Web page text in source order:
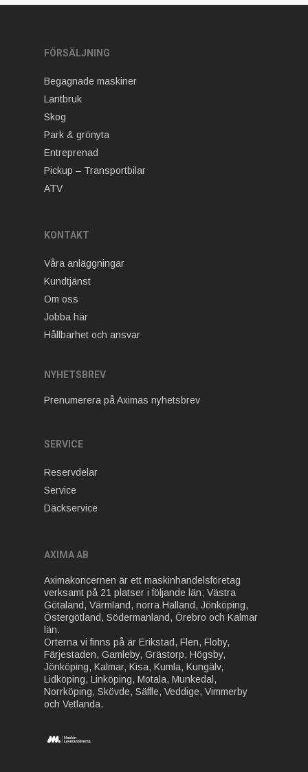
FÖRSÄLJNING
Begagnade maskiner
Lantbruk
Skog
Park & grönyta
Entreprenad
Pickup – Transportbilar
ATV
KONTAKT
Våra anläggningar
Kundtjänst
Om oss
Jobba här
Hållbarhet och ansvar
NYHETSBREV
Prenumerera på Aximas nyhetsbrev
SERVICE
Reservdelar
Service
Däckservice
AXIMA AB
Aximakoncernen är ett maskinhandelsföretag
verksamt på 21 platser i följande län; Västra
Götaland, Värmland, norra Halland, Jönköping,
Östergötland, Södermanland, Örebro och Kalmar
län.
Orterna vi finns på är Erikstad, Flen, Floby,
Färjestaden, Gamleby, Grästorp, Högsby,
Jönköping, Kalmar, Kisa, Kumla, Kungälv,
Lidköping, Linköping, Motala, Munkedal,
Norrköping, Skövde, Säffle, Veddige, Vimmerby
och Vetlanda.